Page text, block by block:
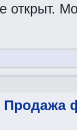
открыт.
Продажа